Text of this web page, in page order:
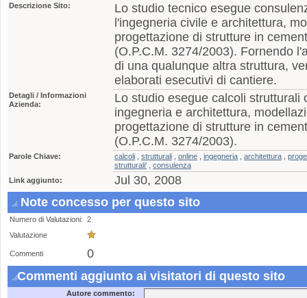
Descrizione Sito:
Lo studio tecnico esegue
l'ingegneria civile e architettura,
progettazione di strutture in
(O.P.C.M. 3274/2003). Fornendo
di una qualunque altra struttura,
elaborati esecutivi di cantiere.
Detagli / Informazioni
Azienda:
Lo studio esegue calcoli strutturali
ingegneria e architettura,
progettazione di strutture in
(O.P.C.M. 3274/2003).
Parole Chiave: calcoli strutturali online ingegneria architettura
strutturali'
consulenza
Link aggiunto:
Jul 30, 2008
Note concesso per questo sito
Numero di Valutazioni: 2
Valutazione
Commenti
0
Commenti aggiunto ai visitatori di questo sito
Autore commento: